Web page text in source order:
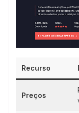
Recurso
Preços